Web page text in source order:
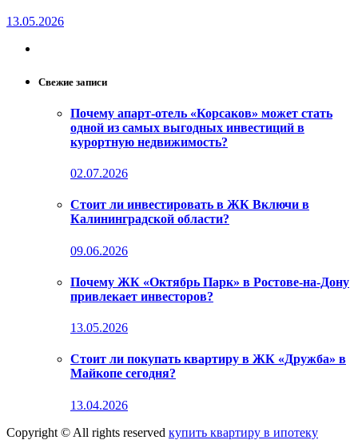
13.05.2026
Свежие записи
Почему апарт-отель «Корсаков» может стать
одной из самых выгодных инвестиций в
курортную недвижимость?
02.07.2026
Стоит ли инвестировать в ЖК Включи в
Калининградской области?
09.06.2026
Почему ЖК «Октябрь Парк» в Ростове-на-Дону
привлекает инвесторов?
13.05.2026
Стоит ли покупать квартиру в ЖК «Дружба» в
Майкопе сегодня?
13.04.2026
Copyright © All rights reserved купить квартиру в ипотеку